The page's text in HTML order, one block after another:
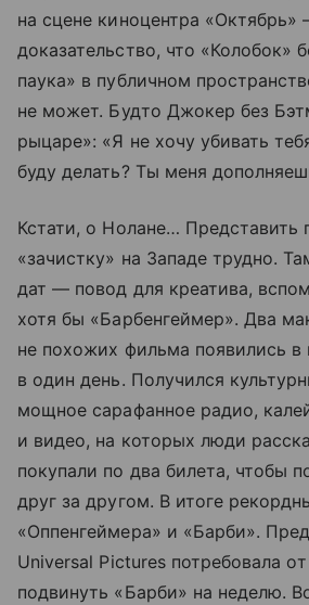
на сцене киноцентра
доказательство, что «Колобок»
паука» в публичном
не может. Будто Джокер без
рыцаре»: «Я не хочу убивать
буду делать? Ты меня
Кстати, о Нолане… Представить
«зачистку» на Западе трудно.
дат — повод для креатива,
хотя бы «Барбенгеймер». Два
не похожих фильма появились в
в один день. Получился
мощное сарафанное радио,
и видео, на которых люди
покупали по два билета, чтобы
друг за другом. В итоге
«Оппенгеймера» и «Барби».
Universal Pictures потребовала
подвинуть «Барби» на неделю.